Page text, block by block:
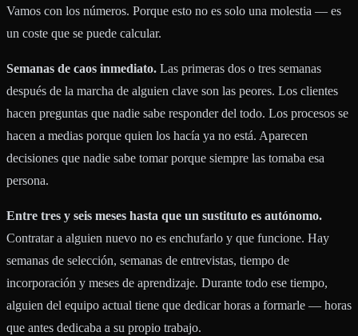
Vamos con los números. Porque esto no es solo una molestia — es
un coste que se puede calcular.
Semanas de caos inmediato. Las primeras dos o tres semanas
después de la marcha de alguien clave son las peores. Los clientes
hacen preguntas que nadie sabe responder del todo. Los procesos se
hacen a medias porque quien los hacía ya no está. Aparecen
decisiones que nadie sabe tomar porque siempre las tomaba esa
persona.
Entre tres y seis meses hasta que un sustituto es autónomo.
Contratar a alguien nuevo no es enchufarlo y que funcione. Hay
semanas de selección, semanas de entrevistas, tiempo de
incorporación y meses de aprendizaje. Durante todo ese tiempo,
alguien del equipo actual tiene que dedicar horas a formarle — horas
que antes dedicaba a su propio trabajo.